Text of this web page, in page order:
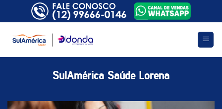
SulAmérica Saúde Lorena